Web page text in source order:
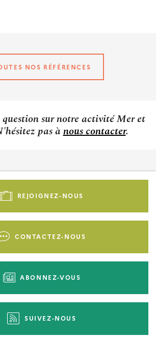
NOS RÉFÉRENCES
question sur notre activité Mer et
pas ànous contacter.
REJOIGNEZ-NOUS
CONTACTEZ-NOUS
ABONNEZ-VOUS
SUIVEZ-NOUS